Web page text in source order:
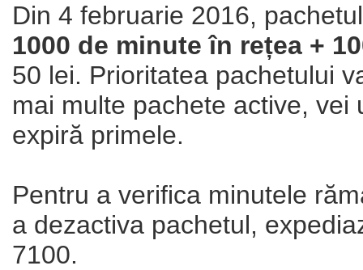
Din 4 februarie 2016,
1000 de minute în rețea +
50 lei. Prioritatea pachetului
mai multe pachete active,
expiră primele.
Pentru a verifica minutele
a dezactiva pachetul,
7100.